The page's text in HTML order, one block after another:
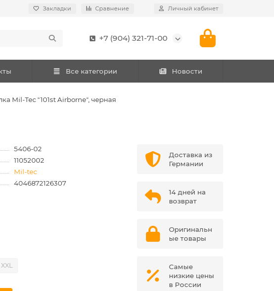
Закладки Сравнение Личный кабинет
+7 (904) 321-71-00
Все категории Новости
Mil-Tec "101st Airborne", черная
5406-02
11052002
Mil-tec
4046872126307
XXL
Доставка из
Германии
14 дней на
возврат
Оригинальн
ые товары
Самые
низкие цены
в России